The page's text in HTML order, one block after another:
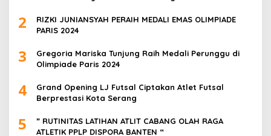
2
RIZKI JUNIANSYAH PERAIH MEDALI EMAS OLIMPIADE
PARIS 2024
3
Gregoria Mariska Tunjung Raih Medali Perunggu di
Olimpiade Paris 2024
4
Grand Opening LJ Futsal Ciptakan Atlet Futsal
Berprestasi Kota Serang
5
” RUTINITAS LATIHAN ATLIT CABANG OLAH RAGA
ATLETIK PPLP DISPORA BANTEN “